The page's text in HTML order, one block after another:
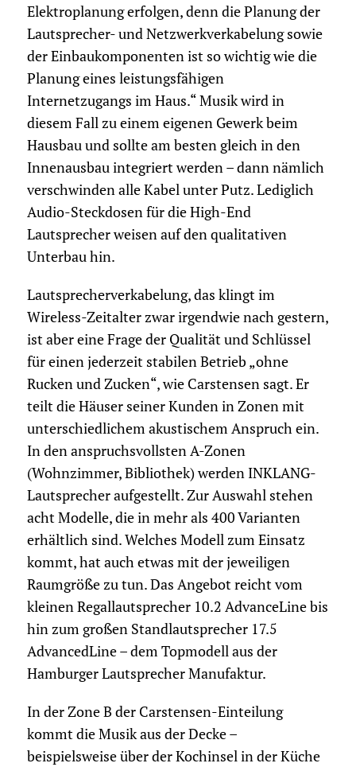
Elektroplanung erfolgen, denn die Planung der
Lautsprecher- und Netzwerkverkabelung sowie
der Einbaukomponenten ist so wichtig wie die
Planung eines leistungsfähigen
Internetzugangs im Haus.“ Musik wird in
diesem Fall zu einem eigenen Gewerk beim
Hausbau und sollte am besten gleich in den
Innenausbau integriert werden – dann nämlich
verschwinden alle Kabel unter Putz. Lediglich
Audio-Steckdosen für die High-End
Lautsprecher weisen auf den qualitativen
Unterbau hin.
Lautsprecherverkabelung, das klingt im
Wireless-Zeitalter zwar irgendwie nach gestern,
ist aber eine Frage der Qualität und Schlüssel
für einen jederzeit stabilen Betrieb „ohne
Rucken und Zucken“, wie Carstensen sagt. Er
teilt die Häuser seiner Kunden in Zonen mit
unterschiedlichem akustischem Anspruch ein.
In den anspruchsvollsten A-Zonen
(Wohnzimmer, Bibliothek) werden INKLANG-
Lautsprecher aufgestellt. Zur Auswahl stehen
acht Modelle, die in mehr als 400 Varianten
erhältlich sind. Welches Modell zum Einsatz
kommt, hat auch etwas mit der jeweiligen
Raumgröße zu tun. Das Angebot reicht vom
kleinen Regallautsprecher 10.2 AdvanceLine bis
hin zum großen Standlautsprecher 17.5
AdvancedLine – dem Topmodell aus der
Hamburger Lautsprecher Manufaktur.
In der Zone B der Carstensen-Einteilung
kommt die Musik aus der Decke –
beispielsweise über der Kochinsel in der Küche